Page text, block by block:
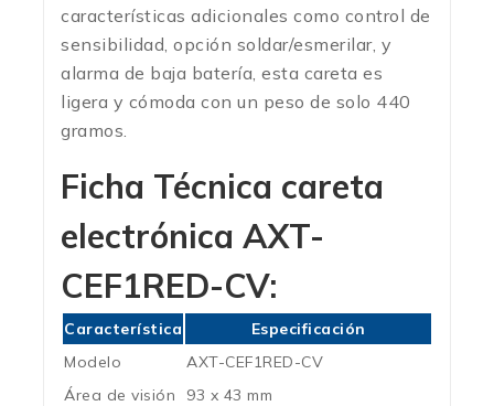
características adicionales como control de
sensibilidad, opción soldar/esmerilar, y
alarma de baja batería, esta careta es
ligera y cómoda con un peso de solo 440
gramos.
Ficha Técnica careta
electrónica AXT-
CEF1RED-CV:
Característica
Especificación
Modelo
AXT-CEF1RED-CV
Área de visión
93 x 43 mm